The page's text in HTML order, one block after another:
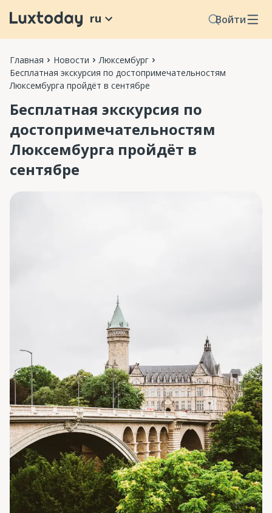
Войти
ru
Главная Новости
Люксембург
Бесплатная экскурсия по достопримечательностям
Люксембурга пройдёт в сентябре
Бесплатная экскурсия по
достопримечательностям
Люксембурга пройдёт в
сентябре